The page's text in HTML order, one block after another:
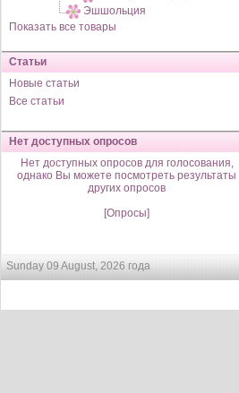
Эшшольция
Показать все товары
Статьи
Новые статьи
Все статьи
Нет доступных опросов
Нет доступных опросов для голосования,
однако Вы можете посмотреть результаты
других опросов
[Опросы]
Sunday 09 August, 2026 года